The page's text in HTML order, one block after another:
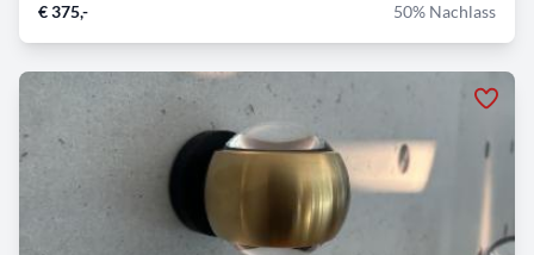
€ 375,- 50% Nachlass